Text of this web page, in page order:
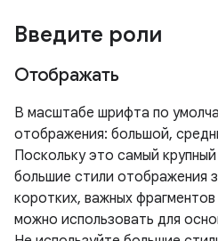
Введите роли
Отображать
В масштабе шрифта по
отображения: большой,
Поскольку это самый
большие стили отображения
коротких, важных
можно использовать для